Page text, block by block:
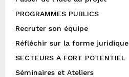
PROGRAMMES PUBLICS
Recruter son équipe
Réfléchir sur la forme juridique
SECTEURS A FORT POTENTIEL
Séminaires et Ateliers